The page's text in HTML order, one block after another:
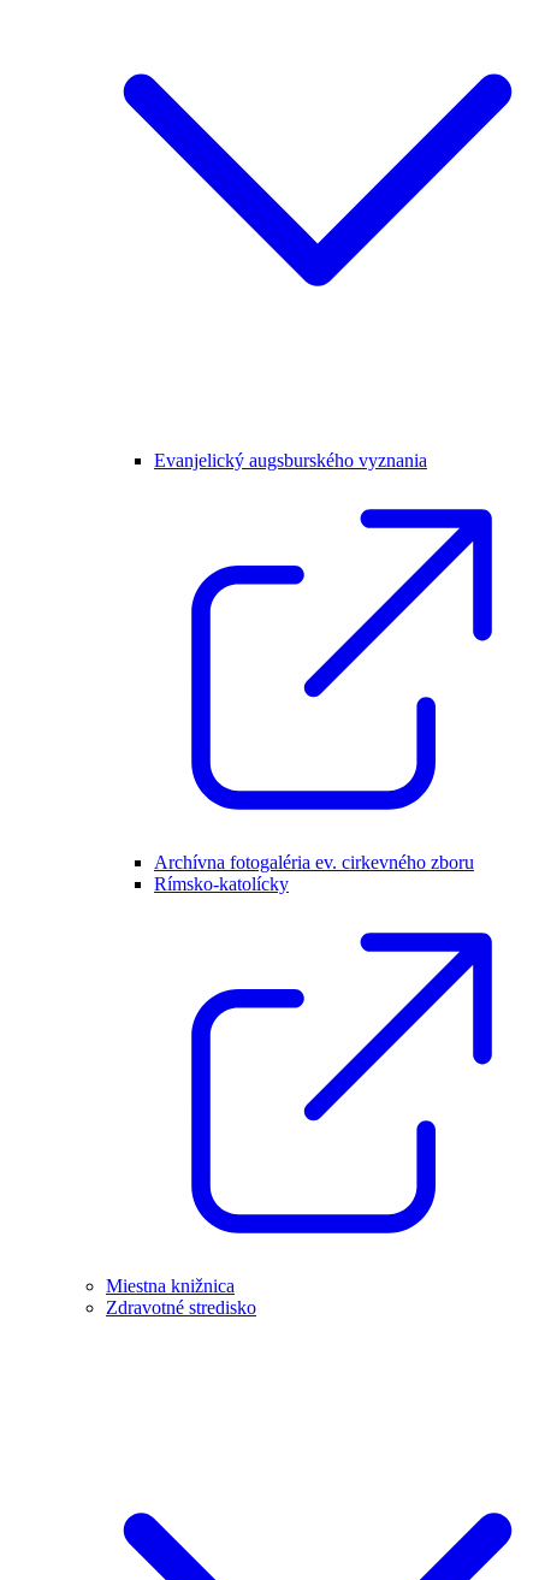
Evanjelický augsburského vyznania
Archívna fotogaléria ev. cirkevného zboru
Rímsko-katolícky
Miestna knižnica
Zdravotné stredisko